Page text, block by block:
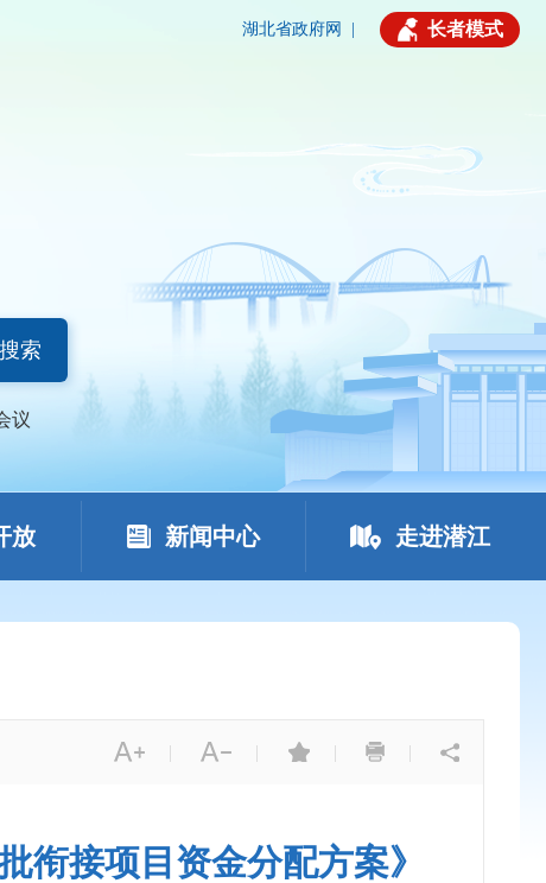
湖北省政府网 长者模式
搜索
议
放 新闻中心 走进潜江
| | | |
衔接项目资金分配方案》